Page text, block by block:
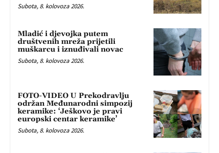
Subota, 8. kolovoza 2026.
Mladić i djevojka putem
društvenih mreža prijetili
muškarcu i iznuđivali novac
Subota, 8. kolovoza 2026.
FOTO-VIDEO U Prekodravlju
održan Međunarodni simpozij
keramike: ‘Ješkovo je pravi
europski centar keramike’
Subota, 8. kolovoza 2026.